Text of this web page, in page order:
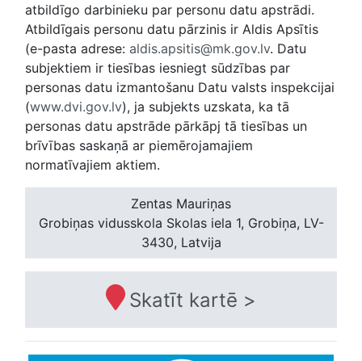
atbildīgo darbinieku par personu datu apstrādi.
Atbildīgais personu datu pārzinis ir Aldis Apsītis
(e-pasta adrese: aldis.apsitis@mk.gov.lv. Datu
subjektiem ir tiesības iesniegt sūdzības par
personas datu izmantošanu Datu valsts inspekcijai
(www.dvi.gov.lv), ja subjekts uzskata, ka tā
personas datu apstrāde pārkāpj tā tiesības un
brīvības saskaņā ar piemērojamajiem
normatīvajiem aktiem.
Zentas Mauriņas
Grobiņas vidusskola Skolas iela 1, Grobiņa, LV-
3430, Latvija
Skatīt kartē >